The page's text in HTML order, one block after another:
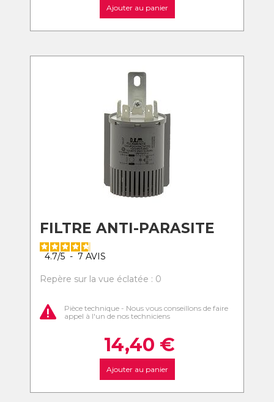
Ajouter au panier
FILTRE ANTI-PARASITE
4.7/5 - 7 AVIS
Repère sur la vue éclatée : 0
Pièce technique - Nous vous conseillons de faire
appel à l'un de nos techniciens
14,40 €
Ajouter au panier